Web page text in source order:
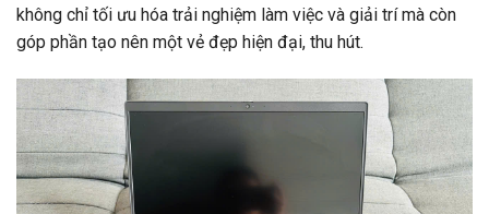
không chỉ tối ưu hóa trải nghiệm làm việc và giải trí mà còn
góp phần tạo nên một vẻ đẹp hiện đại, thu hút.